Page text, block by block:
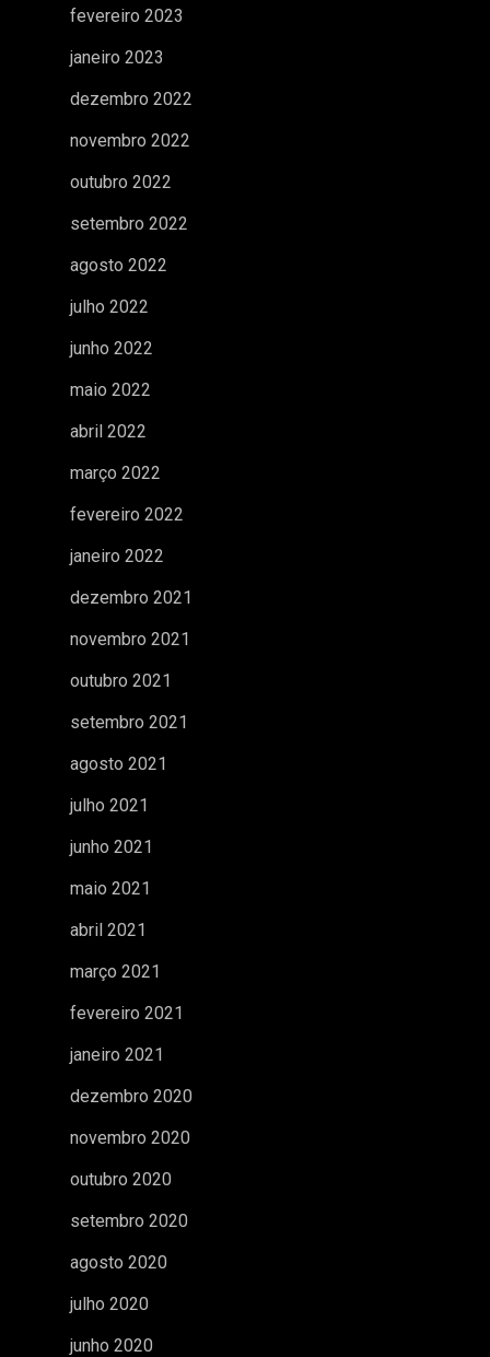
fevereiro 2023
janeiro 2023
dezembro 2022
novembro 2022
outubro 2022
setembro 2022
agosto 2022
julho 2022
junho 2022
maio 2022
abril 2022
março 2022
fevereiro 2022
janeiro 2022
dezembro 2021
novembro 2021
outubro 2021
setembro 2021
agosto 2021
julho 2021
junho 2021
maio 2021
abril 2021
março 2021
fevereiro 2021
janeiro 2021
dezembro 2020
novembro 2020
outubro 2020
setembro 2020
agosto 2020
julho 2020
junho 2020